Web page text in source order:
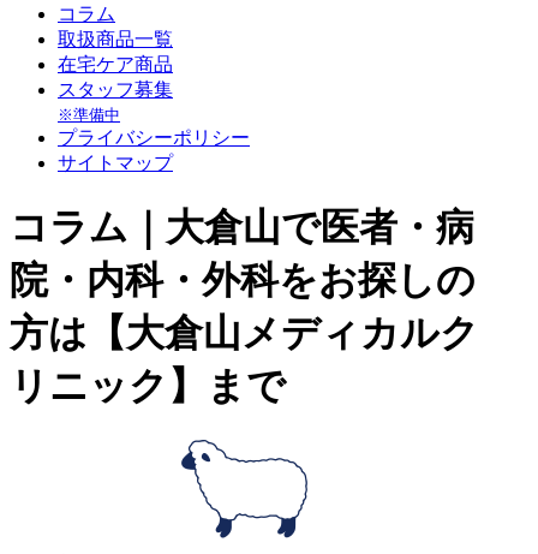
コラム
取扱商品一覧
在宅ケア商品
スタッフ募集
※準備中
プライバシーポリシー
サイトマップ
コラム｜大倉山で医者・病
院・内科・外科をお探しの
方は【大倉山メディカルク
リニック】まで